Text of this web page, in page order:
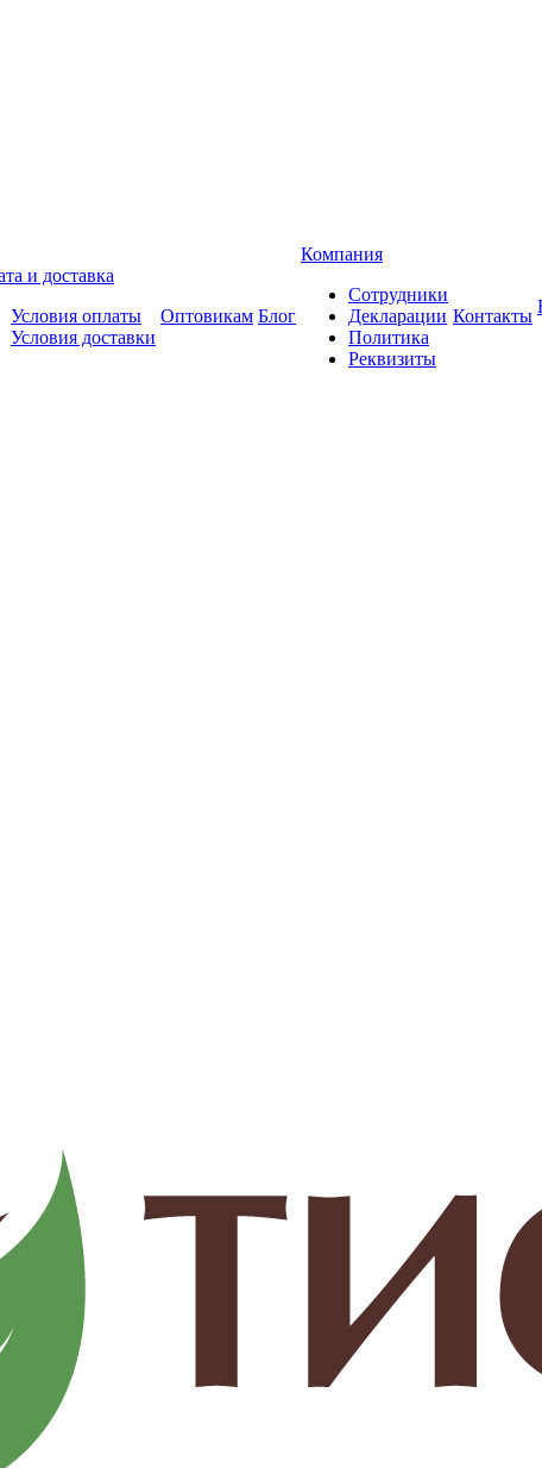
и доставка
Условия оплаты
Условия доставки
Оптовикам Блог
Компания
Сотрудники
Декларации
Политика
Реквизиты
Контакты